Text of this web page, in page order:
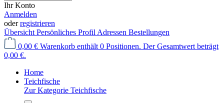
Ihr Konto
Anmelden
oderregistrieren
Übersicht Persönliches Profil Adressen Bestellungen
0,00 € Warenkorb enthält 0 Positionen. Der Gesamtwert beträgt
0,00 €.
Home
Teichfische
Zur Kategorie Teichfische